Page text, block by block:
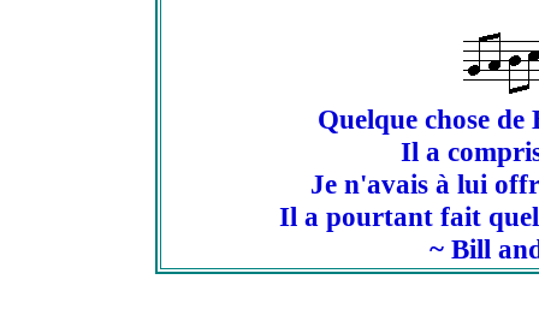
Quelque chose de
Il a
Je n'avais à lui
Il a pourtant fait
~ Bill